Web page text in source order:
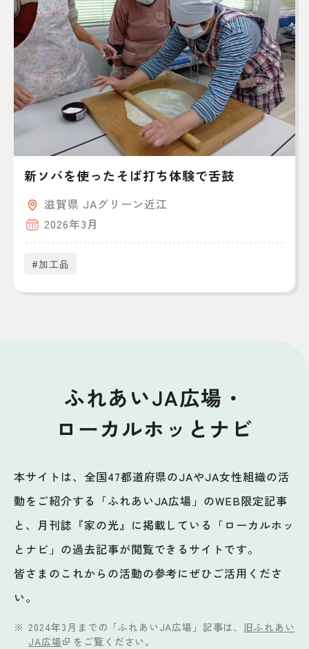
新ソバを使ったそば打ち体験で舌鼓
滋賀県 JAグリーン近江
2026年3月
#加工品
ふれあいJA広場・
ローカルホッとナビ
本サイトは、全国47都道府県のJAやJA女性組織の活
動をご紹介する「ふれあいJA広場」のWEB限定記事
と、月刊誌『家の光』に掲載している「ローカルホッ
とナビ」の過去記事が閲覧できるサイトです。
皆さまのこれからの活動の参考にぜひご活用くださ
い。
2024年3月までの「ふれあいJA広場」記事は、 旧ふれあい
JA広場
をご覧ください。